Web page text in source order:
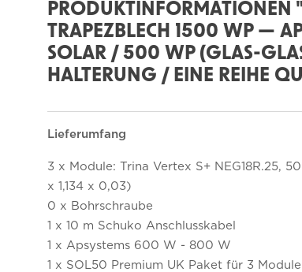
PRODUKTINFORMATIONEN
TRAPEZBLECH 1500 WP —
SOLAR / 500 WP (GLAS-
HALTERUNG / EINE REIHE
Lieferumfang
3 x Module: Trina Vertex S+ NEG18R.25,
x 1,134 x 0,03)
0 x Bohrschraube
1 x 10 m Schuko Anschlusskabel
1 x Apsystems 600 W - 800 W
1 x SOL50 Premium UK Paket für 3